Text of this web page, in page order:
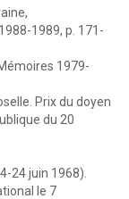
1989, p. 171-
1979-
Prix du doyen
du 20
24 juin 1968).
le 7